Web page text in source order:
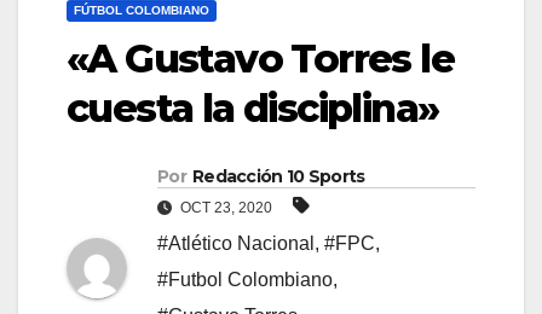
FÚTBOL COLOMBIANO
«A Gustavo Torres le
cuesta la disciplina»
Por Redacción 10 Sports
OCT 23, 2020
#Atlético Nacional , #FPC,
#Futbol Colombiano,